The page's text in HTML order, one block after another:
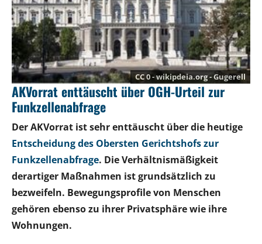
CC 0 - wikipdeia.org - Gugerell
AKVorrat enttäuscht über OGH-Urteil zur
Funkzellenabfrage
Der AKVorrat ist sehr enttäuscht über die heutige
Entscheidung des Obersten Gerichtshofs zur
Funkzellenabfrage. Die Verhältnismäßigkeit
derartiger Maßnahmen ist grundsätzlich zu
bezweifeln. Bewegungsprofile von Menschen
gehören ebenso zu ihrer Privatsphäre wie ihre
Wohnungen.